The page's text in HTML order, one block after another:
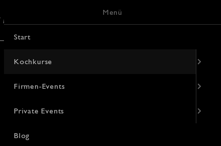
Menü
Start
Kochkurse
Firmen-Events
Private Events
Blog